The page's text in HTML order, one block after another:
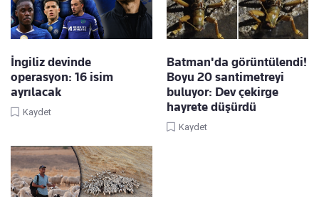
İngiliz devinde
operasyon: 16 isim
ayrılacak
Kaydet
Batman'da görüntülendi!
Boyu 20 santimetreyi
buluyor: Dev çekirge
hayrete düşürdü
Kaydet